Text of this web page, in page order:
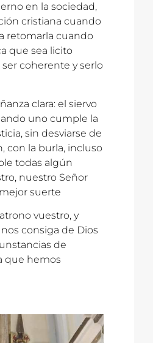
en la sociedad,
cristiana cuando
retomarla cuando
que sea licito
coherente y serlo
clara: el siervo
uno cumple la
sin desviarse de
con la burla, incluso
todas algún
nuestro Señor
suerte
vuestro, y
consiga de Dios
de
que hemos